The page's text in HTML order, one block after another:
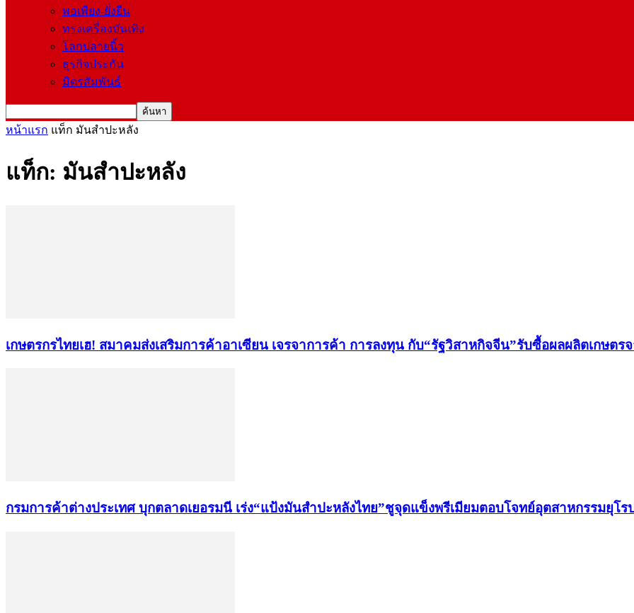
พอเพียง-ยั่งยืน
ทรงเครื่องบันเทิง
โลกปลายนิ้ว
ธุรกิจประกัน
มิตรสัมพันธ์
หน้าแรก แท็ก มันสำปะหลัง
แท็ก: มันสำปะหลัง
เกษตรกรไทยเฮ! สมาคมส่งเสริมการค้าอาเซียน เจรจาการค้า การลงทุน กับ“รัฐวิสาหกิจจีน”รับซื้อผลผลิตเกษตร
กรมการค้าต่างประเทศ บุกตลาดเยอรมนี เร่ง“แป้งมันสำปะหลังไทย”ชูจุดแข็งพรีเมียมตอบโจทย์อุตสาหกรรมยุโรป